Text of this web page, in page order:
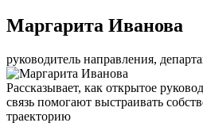
Маргарита Иванова
руководитель направления,
Рассказывает, как открытое
связь помогают выстраивать
траекторию